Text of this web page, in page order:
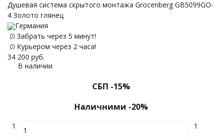
Душевая система скрытого монтажа Grocenberg GB5099GO-
4 Золото глянец
Германия
Забрать через 5 минут!
Курьером через 2 часа!
34 200 руб.
В наличии
СБП -15%
Наличними -20%
1 1